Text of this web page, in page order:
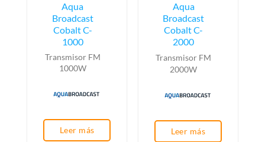
Aqua
Broadcast
Cobalt C-
1000
Transmisor FM
1000W
Leer más
Aqua
Broadcast
Cobalt C-
2000
Transmisor FM
2000W
Leer más